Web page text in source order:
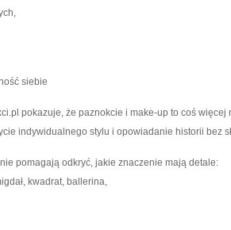
siebie
pokazuje, że paznokcie i make-up to coś
indywidualnego stylu i opowiadanie historii bez
pomagają odkryć, jakie znaczenie mają detale:
kwadrat, ballerina,